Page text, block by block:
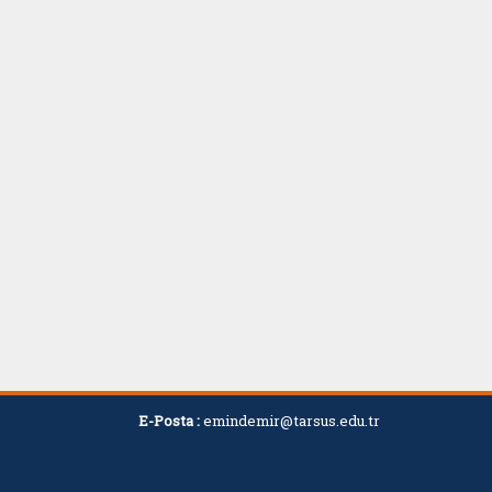
E-Posta :emindemir@tarsus.edu.tr